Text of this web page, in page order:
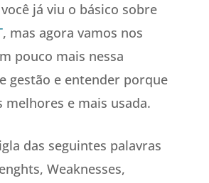
já viu o básico sobre
, mas agora vamos nos
pouco mais nessa
gestão e entender porque
melhores e mais usada.
das seguintes palavras
Weaknesses,